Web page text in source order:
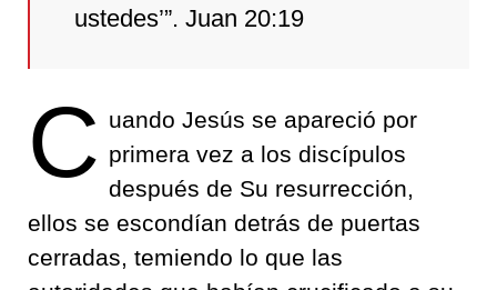
ustedes’”. Juan 20:19
C uando Jesús se apareció por
primera vez a los discípulos
después de Su resurrección,
ellos se escondían detrás de puertas
cerradas, temiendo lo que las